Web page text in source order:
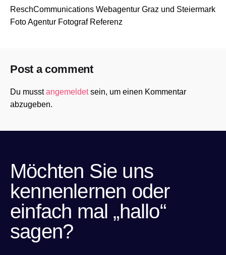
ReschCommunications Webagentur Graz und Steiermark
Foto Agentur Fotograf Referenz
Post a comment
Du musstangemeldetsein, um einen Kommentar
abzugeben.
Möchten Sie uns
kennenlernen oder
einfach mal „hallo“
sagen?